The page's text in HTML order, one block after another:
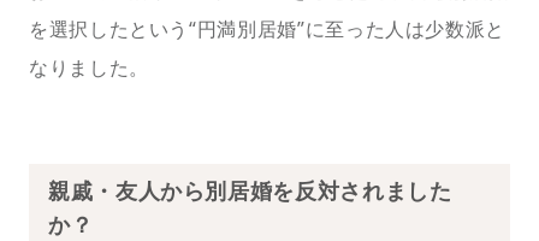
を選択したという“円満別居婚”に至った人は少数派と
なりました。
親戚・友人から別居婚を反対されました
か？